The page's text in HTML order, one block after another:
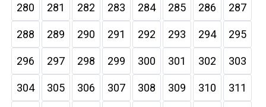
280 281 282 283 284 285 286 287
288 289 290 291 292 293 294 295
296 297 298 299 300 301 302 303
304 305 306 307 308 309 310 311